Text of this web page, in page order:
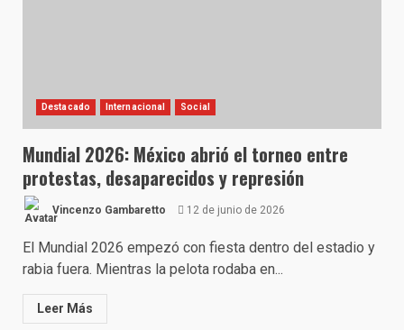
Destacado Internacional Social
Mundial 2026: México abrió el torneo entre
protestas, desaparecidos y represión
Vincenzo Gambaretto 12 de junio de 2026
El Mundial 2026 empezó con fiesta dentro del estadio y
rabia fuera. Mientras la pelota rodaba en...
Leer Más